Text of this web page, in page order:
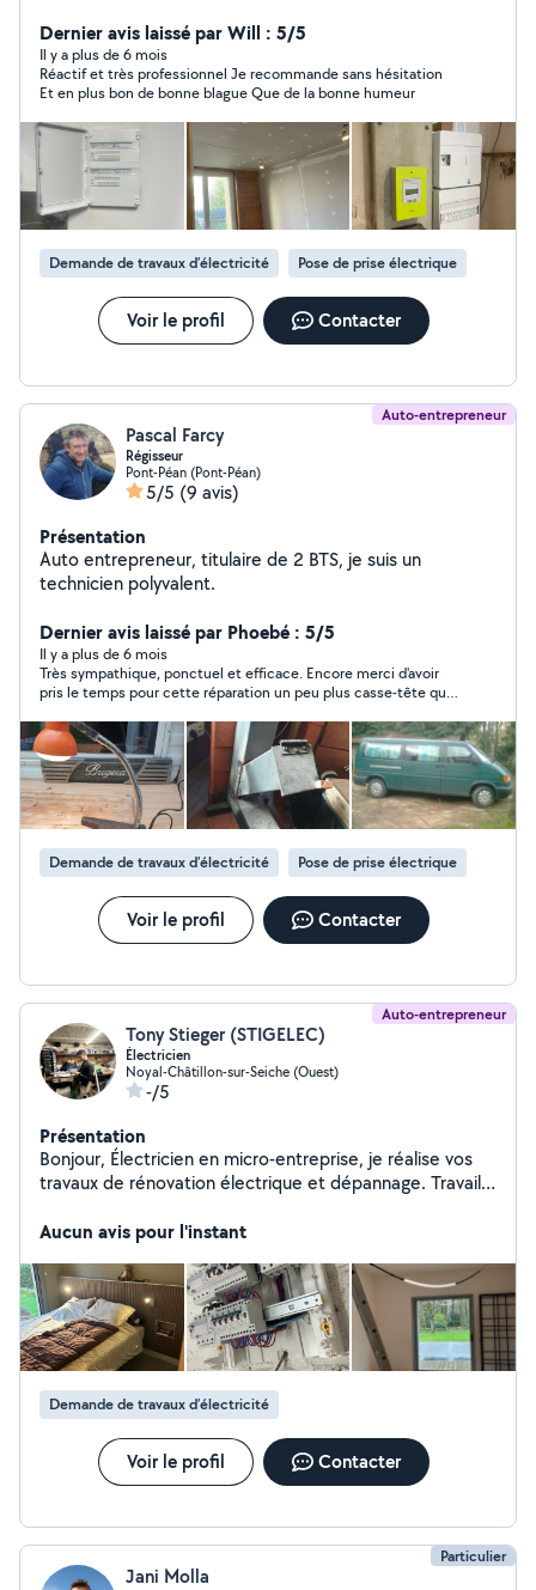
Dernier avis laissé par Will : 5/5
Il y a plus de 6 mois
Réactif et très professionnel Je recommande sans hésitation
Et en plus bon de bonne blague Que de la bonne humeur
Demande de travaux d’électricité Pose de prise électrique
Voir le profil Contacter
Auto-entrepreneur
Pascal Farcy
Régisseur
Pont-Péan (Pont-Péan)
5/5 (9 avis)
Présentation
Auto entrepreneur, titulaire de 2 BTS, je suis un
technicien polyvalent.
Dernier avis laissé par Phoebé : 5/5
Il y a plus de 6 mois
Très sympathique, ponctuel et efficace. Encore merci d'avoir
pris le temps pour cette réparation un peu plus casse-tête que
Demande de travaux d’électricité Pose de prise électrique
Voir le profil Contacter
Auto-entrepreneur
Tony Stieger (STIGELEC)
Électricien
Noyal-Châtillon-sur-Seiche (Ouest)
-/5
Présentation
Bonjour, Électricien en micro-entreprise, je réalise vos
travaux de rénovation électrique et dépannage. Travail
Aucun avis pour l'instant
Demande de travaux d’électricité
Voir le profil Contacter
Particulier
Jani Molla